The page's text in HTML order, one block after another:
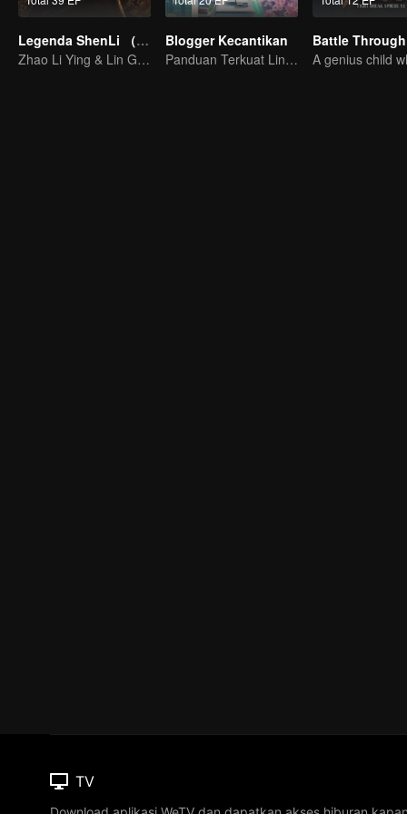
Legenda ShenLi （Eng Ver.）
Zhao Li Ying & Lin Geng Xin main bareng lagi
Blogger Kecantikan
Panduan Terkuat Lintas Dimensi
TV